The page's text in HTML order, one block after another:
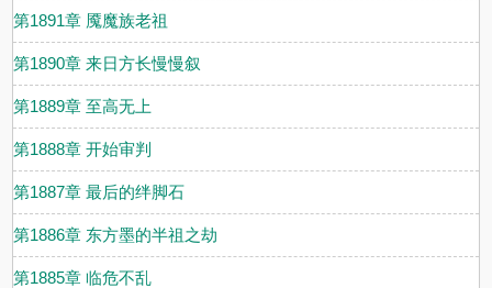
第1891章 魇魔族老祖
第1890章 来日方长慢慢叙
第1889章 至高无上
第1888章 开始审判
第1887章 最后的绊脚石
第1886章 东方墨的半祖之劫
第1885章 临危不乱